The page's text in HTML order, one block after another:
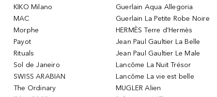
KIKO Milano
MAC
Morphe
Payot
Rituals
Sol de Janeiro
SWISS ARABIAN
The Ordinary
Guerlain Aqua Allegoria
Guerlain La Petite Robe Noire
HERMÈS Terre d’Hermès
Jean Paul Gaultier La Belle
Jean Paul Gaultier Le Male
Lancôme La Nuit Trésor
Lancôme La vie est belle
MUGLER Alien